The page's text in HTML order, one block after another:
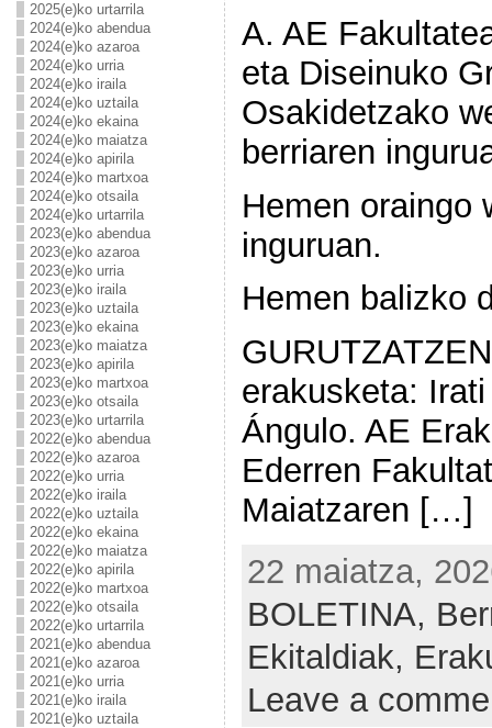
2025(e)ko urtarrila
2024(e)ko abendua
2024(e)ko azaroa
2024(e)ko urria
2024(e)ko iraila
2024(e)ko uztaila
2024(e)ko ekaina
2024(e)ko maiatza
2024(e)ko apirila
2024(e)ko martxoa
2024(e)ko otsaila
2024(e)ko urtarrila
2023(e)ko abendua
2023(e)ko azaroa
2023(e)ko urria
2023(e)ko iraila
2023(e)ko uztaila
2023(e)ko ekaina
2023(e)ko maiatza
2023(e)ko apirila
2023(e)ko martxoa
2023(e)ko otsaila
2023(e)ko urtarrila
2022(e)ko abendua
2022(e)ko azaroa
2022(e)ko urria
2022(e)ko iraila
2022(e)ko uztaila
2022(e)ko ekaina
2022(e)ko maiatza
2022(e)ko apirila
2022(e)ko martxoa
2022(e)ko otsaila
2022(e)ko urtarrila
2021(e)ko abendua
2021(e)ko azaroa
2021(e)ko urria
2021(e)ko iraila
2021(e)ko uztaila
A. AE
eta Diseinuko
Osakidetzako
berriaren
Hemen oraingo
inguruan.
Hemen balizko
erakusketa:
Ángulo. AE
Ederren
Maiatzaren […]
22 maiatza,
BOLETINA,
Ekitaldiak,
Leave a